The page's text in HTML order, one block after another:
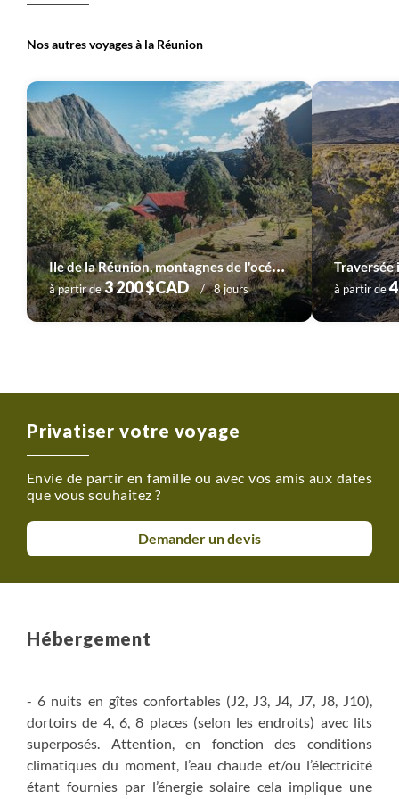
Nos autres voyages à la Réunion
I
le de la Réunion, montagnes de l'océan Indien
à partir de3 200 $CAD 8 jours à partir de
Privatiser votre voyage
Envie de partir en famille ou avec vos amis aux dates
que vous souhaitez ?
Demander un devis
Hébergement
- 6 nuits en gîtes confortables (J2, J3, J4, J7, J8, J10),
dortoirs de 4, 6, 8 places (selon les endroits) avec lits
superposés. Attention, en fonction des conditions
climatiques du moment, l’eau chaude et/ou l’électricité
étant fournies par l’énergie solaire cela implique une